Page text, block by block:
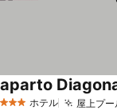
3 ホテルのランク
ホテル 屋上プー
aparto